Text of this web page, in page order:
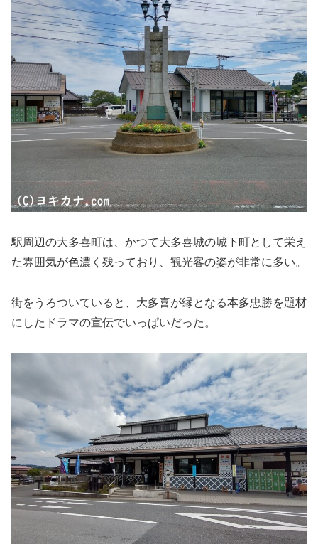
駅周辺の大多喜町は、かつて大多喜城の城下町として栄え
た雰囲気が色濃く残っており、観光客の姿が非常に多い。
街をうろついていると、大多喜が縁となる本多忠勝を題材
にしたドラマの宣伝でいっぱいだった。